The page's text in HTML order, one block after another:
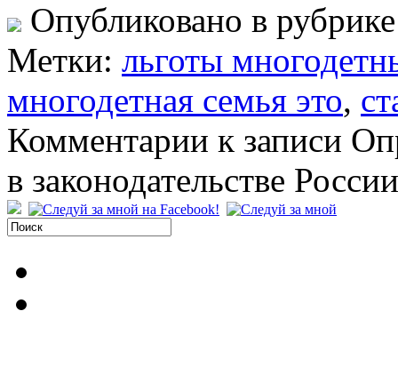
Опубликовано в
Метки: льготы
многодетная семья это,
Комментарии к записи
в законодательстве